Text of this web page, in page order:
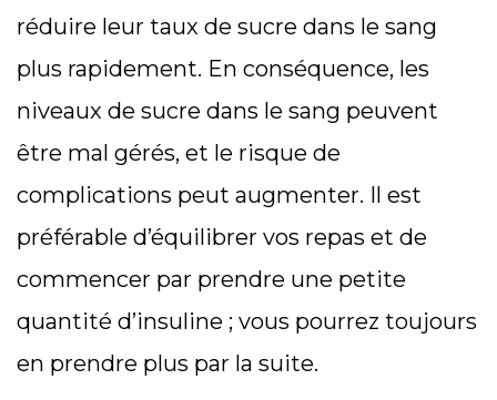
réduire leur taux de sucre dans le sang
plus rapidement. En conséquence, les
niveaux de sucre dans le sang peuvent
être mal gérés, et le risque de
complications peut augmenter. Il est
préférable d’équilibrer vos repas et de
commencer par prendre une petite
quantité d’insuline ; vous pourrez toujours
en prendre plus par la suite.